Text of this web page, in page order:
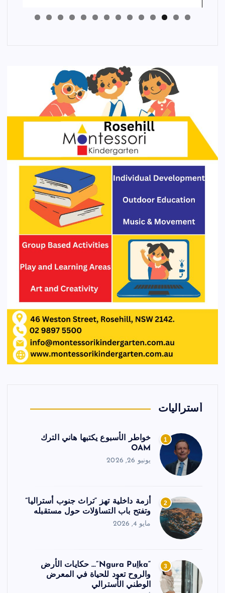
أستراليات
1
خواطر الأسبوع يكتبها هاني الترك
OAM
يونيو 26, 2026
2
أزمة داخلية تهز “تراث جنوب أستراليا”
وتفتح باب التساؤلات حول مستقبله
مايو 4, 2026
3
“Ngura Puḻka”… حكايات الأرض
والروح تعود للحياة في المعرض
الوطني الأسترالي